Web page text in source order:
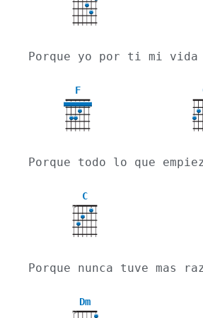
Porque yo por ti mi vida
F
Porque todo lo que
C
X
Porque nunca tuve mas
Dm